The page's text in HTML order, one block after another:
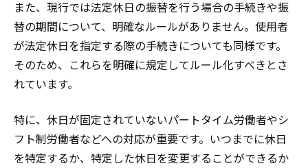
また、現行では法定休日の振替を行う場合の手続きや振
替の期間について、明確なルールがありません。使用者
が法定休日を指定する際の手続きについても同様です。
そのため、これらを明確に規定してルール化すべきとさ
れています。
特に、休日が固定されていないパートタイム労働者やシ
フト制労働者などへの対応が重要です。いつまでに休日
を特定するか、特定した休日を変更することができるか